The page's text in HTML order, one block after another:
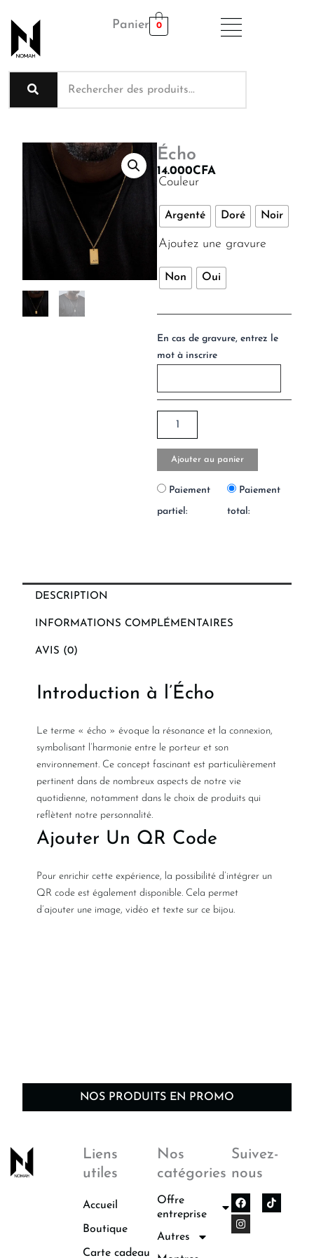
contenu
Panier 0
Écho
14.000CFA
Couleur
Argenté Doré Noir
Ajoutez une gravure
Non Oui
En cas de gravure, entrez le
mot à inscrire
quantité
Écho
Ajouter au panier
Paiement
partiel:
Paiement
total:
DESCRIPTION
INFORMATIONS COMPLÉMENTAIRES
AVIS (0)
Introduction à l’Écho
Le terme « écho » évoque la résonance et la connexion,
symbolisant l’harmonie entre le porteur et son
environnement. Ce concept fascinant est particulièrement
pertinent dans de nombreux aspects de notre vie
quotidienne, notamment dans le choix de produits qui
reflètent notre personnalité.
Ajouter Un QR Code
Pour enrichir cette expérience, la possibilité d’intégrer un
QR code est également disponible. Cela permet
d’ajouter une image, vidéo et texte sur ce bijou.
NOS PRODUITS EN PROMO
Liens
utiles
Accueil
Boutique
Carte cadeau
Nos
catégories
Offre
entreprise
Autres
Suivez-
nous
F
a
c
e
I
n
s
t